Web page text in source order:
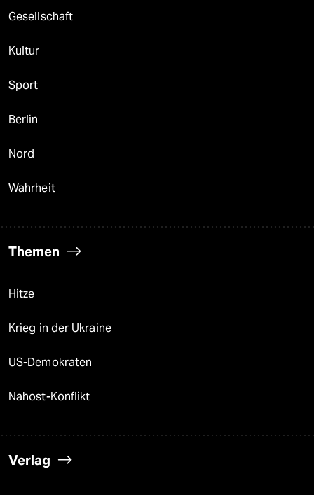
Gesellschaft
Kultur
Sport
Berlin
Nord
Wahrheit
Themen
Hitze
Krieg in der Ukraine
US-Demokraten
Nahost-Konflikt
Verlag